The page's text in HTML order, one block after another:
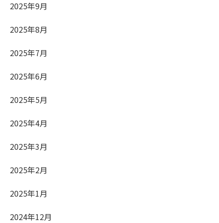
2025年9月
2025年8月
2025年7月
2025年6月
2025年5月
2025年4月
2025年3月
2025年2月
2025年1月
2024年12月